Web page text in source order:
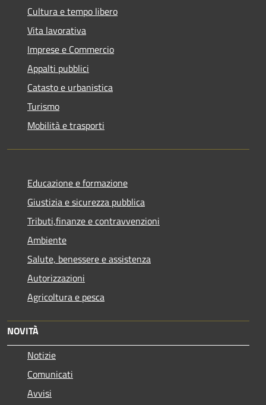
Cultura e tempo libero
Vita lavorativa
Imprese e Commercio
Appalti pubblici
Catasto e urbanistica
Turismo
Mobilità e trasporti
Educazione e formazione
Giustizia e sicurezza pubblica
Tributi,finanze e contravvenzioni
Ambiente
Salute, benessere e assistenza
Autorizzazioni
Agricoltura e pesca
NOVITÀ
Notizie
Comunicati
Avvisi